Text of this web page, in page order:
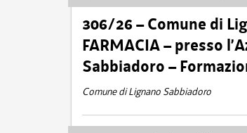
306/26 – Comune di
FARMACIA – presso
Sabbiadoro –
Comune di Lignano Sabbiadoro